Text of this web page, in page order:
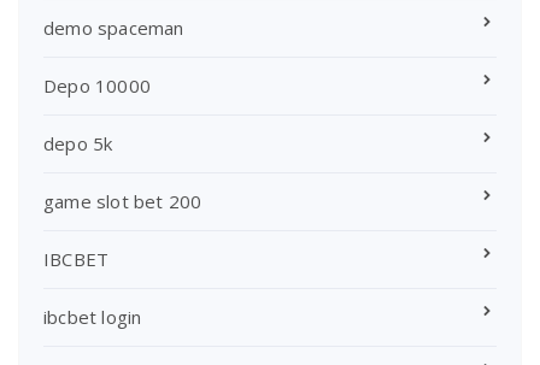
demo spaceman
Depo 10000
depo 5k
game slot bet 200
IBCBET
ibcbet login